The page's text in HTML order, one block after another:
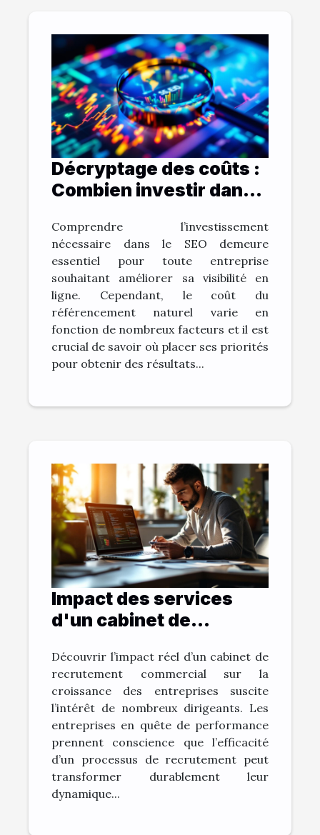
Décryptage des coûts :
Combien investir dans
résultats visibles ?
Comprendre l’investissement
nécessaire dans le SEO demeure
essentiel pour toute entreprise
souhaitant améliorer sa visibilité en
ligne. Cependant, le coût du
référencement naturel varie en
fonction de nombreux facteurs et il est
crucial de savoir où placer ses priorités
pour obtenir des résultats...
Impact des services
d'un cabinet de
commercial sur la
croissance des
entreprises
Découvrir l’impact réel d’un cabinet de
recrutement commercial sur la
croissance des entreprises suscite
l’intérêt de nombreux dirigeants. Les
entreprises en quête de performance
prennent conscience que l’efficacité
d’un processus de recrutement peut
transformer durablement leur
dynamique...